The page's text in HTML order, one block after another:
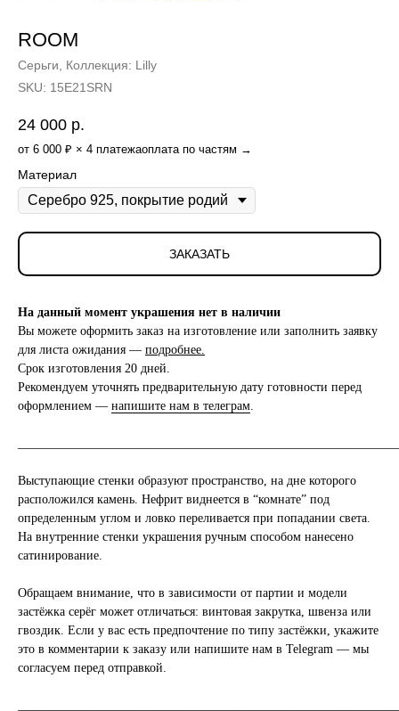
ROOM
Серьги, Коллекция: Lilly
SKU: 15E21SRN
24 000 р.
от 6 000 ₽ × 4 платежаоплата по частям →
Материал
ЗАКАЗАТЬ
На данный момент украшения нет в наличии
Вы можете оформить заказ на изготовление или заполнить заявку
для листа ожидания — подробнее.
Срок изготовления 20 дней.
Рекомендуем уточнять предварительную дату готовности перед
оформлением — напишите нам в телеграм.
Выступающие стенки образуют пространство, на дне которого
расположился камень. Нефрит виднеется в “комнате” под
определенным углом и ловко переливается при попадании света.
На внутренние стенки украшения ручным способом нанесено
сатинирование.
Обращаем внимание, что в зависимости от партии и модели
застёжка серёг может отличаться: винтовая закрутка, швенза или
гвоздик. Если у вас есть предпочтение по типу застёжки, укажите
это в комментарии к заказу или напишите нам в Telegram — мы
согласуем перед отправкой.